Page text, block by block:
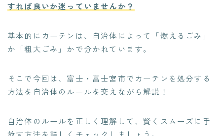
すれば良いか迷っていませんか？
基本的にカーテンは、自治体によって「燃えるごみ」
か「粗大ごみ」かで分かれています。
そこで今回は、富士・富士宮市でカーテンを処分する
方法を自治体のルールを交えながら解説！
自治体のルールを正しく理解して、賢くスムーズに手